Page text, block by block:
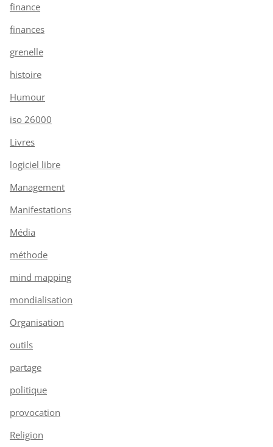
finance
finances
grenelle
histoire
Humour
iso 26000
Livres
logiciel libre
Management
Manifestations
Média
méthode
mind mapping
mondialisation
Organisation
outils
partage
politique
provocation
Religion